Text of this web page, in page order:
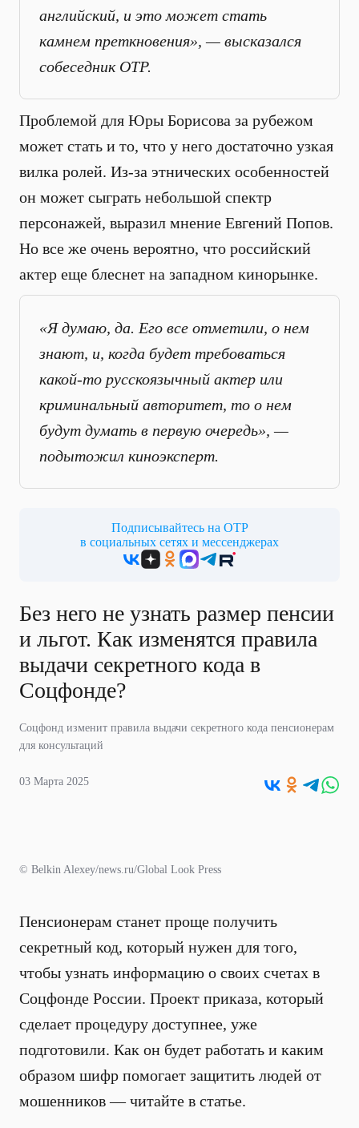
английский, и это может стать
камнем преткновения», — высказался
собеседник ОТР.
Проблемой для Юры Борисова за рубежом
может стать и то, что у него достаточно узкая
вилка ролей. Из-за этнических особенностей
он может сыграть небольшой спектр
персонажей, выразил мнение Евгений Попов.
Но все же очень вероятно, что российский
актер еще блеснет на западном кинорынке.
«Я думаю, да. Его все отметили, о нем
знают, и, когда будет требоваться
какой-то русскоязычный актер или
криминальный авторитет, то о нем
будут думать в первую очередь», —
подытожил киноэксперт.
Подписывайтесь на ОТР
в социальных сетях и мессенджерах
Без него не узнать размер пенсии
и льгот. Как изменятся правила
выдачи секретного кода в
Соцфонде?
Соцфонд изменит правила выдачи секретного кода пенсионерам
для консультаций
03 Марта 2025
© Belkin Alexey/news.ru/Global Look Press
Пенсионерам станет проще получить
секретный код, который нужен для того,
чтобы узнать информацию о своих счетах в
Соцфонде России. Проект приказа, который
сделает процедуру доступнее, уже
подготовили. Как он будет работать и каким
образом шифр помогает защитить людей от
мошенников — читайте в статье.